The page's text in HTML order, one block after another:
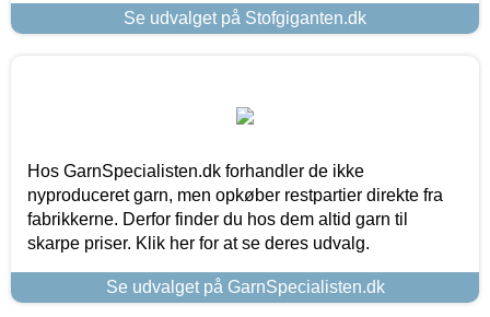
Se udvalget på Stofgiganten.dk
Hos GarnSpecialisten.dk forhandler de ikke
nyproduceret garn, men opkøber restpartier direkte fra
fabrikkerne. Derfor finder du hos dem altid garn til
skarpe priser. Klik her for at se deres udvalg.
Se udvalget på GarnSpecialisten.dk